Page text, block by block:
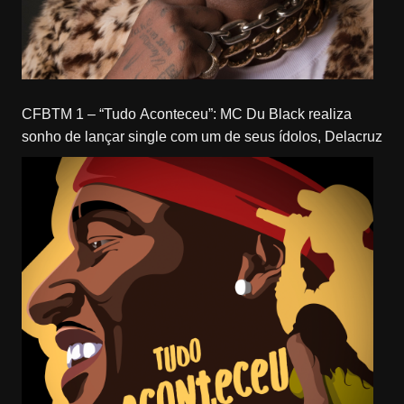
CFBTM 1 – “Tudo Aconteceu”: MC Du Black realiza
sonho de lançar single com um de seus ídolos, Delacruz